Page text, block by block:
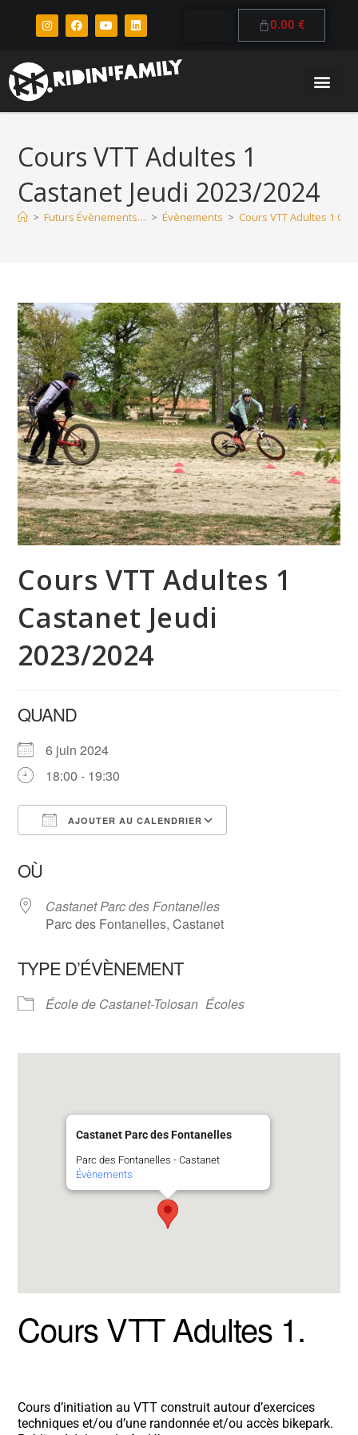
0.00 €
Cours VTT Adultes 1
Castanet Jeudi 2023/2024
> Futurs Évènements… > Évènements > Cours VTT Adultes 1
Cours VTT Adultes 1
Castanet Jeudi
2023/2024
QUAND
6 juin 2024
18:00 - 19:30
AJOUTER AU CALENDRIER
OÙ
Castanet Parc des Fontanelles
Parc des Fontanelles, Castanet
TYPE D’ÉVÈNEMENT
École de Castanet-Tolosan Écoles
Castanet Parc des Fontanelles
Parc des Fontanelles - Castanet
Évènements
Cours VTT Adultes 1.
Cours d’initiation au VTT construit autour d’exercices
techniques et/ou d’une randonnée et/ou accès bikepark.